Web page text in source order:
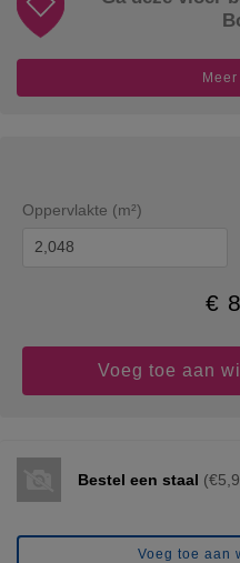
Oppervlakte (m²)
€
Voeg toe aan
Bestel een staal
Voeg toe aan